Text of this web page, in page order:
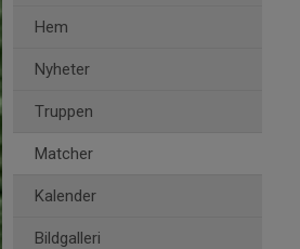
Hem
Nyheter
Truppen
Matcher
Kalender
Bildgalleri